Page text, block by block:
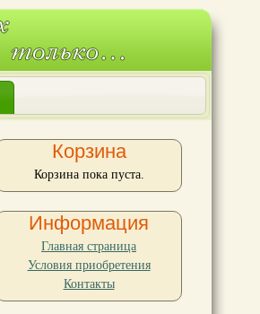
Корзина
Корзина пока пуста.
Информация
Главная страница
Условия приобретения
Контакты